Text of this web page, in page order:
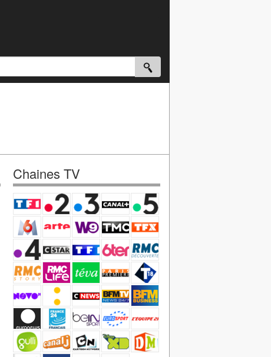
Chaines TV